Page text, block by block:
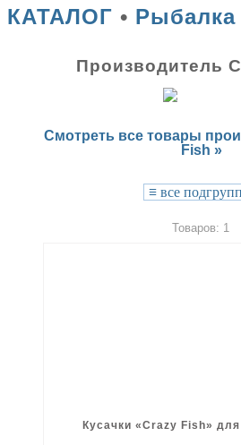
КАТАЛОГ • Рыбалка
Производитель
Смотреть все товары
Fish »
≡ все
Товаров: 1
Кусачки «Crazy Fish»